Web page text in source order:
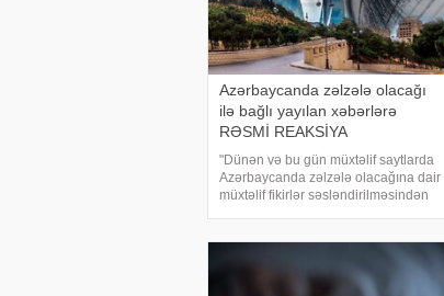
Azərbaycanda zəlzələ olacağı
ilə bağlı yayılan xəbərlərə
RƏSMİ REAKSİYA
"Dünən və bu gün müxtəlif saytlarda
Azərbaycanda zəlzələ olacağına dair
müxtəlif fikirlər səsləndirilməsindən